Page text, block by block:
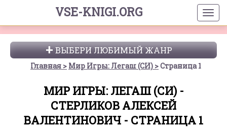
VSE-KNIGI.ORG
ВЫБЕРИ ЛЮБИМЫЙ ЖАНР
Главная Мир Игры: Легаш (СИ) Страница 1
МИР ИГРЫ: ЛЕГАШ (СИ) -
СТЕРЛИКОВ АЛЕКСЕЙ
ВАЛЕНТИНОВИЧ - СТРАНИЦА 1